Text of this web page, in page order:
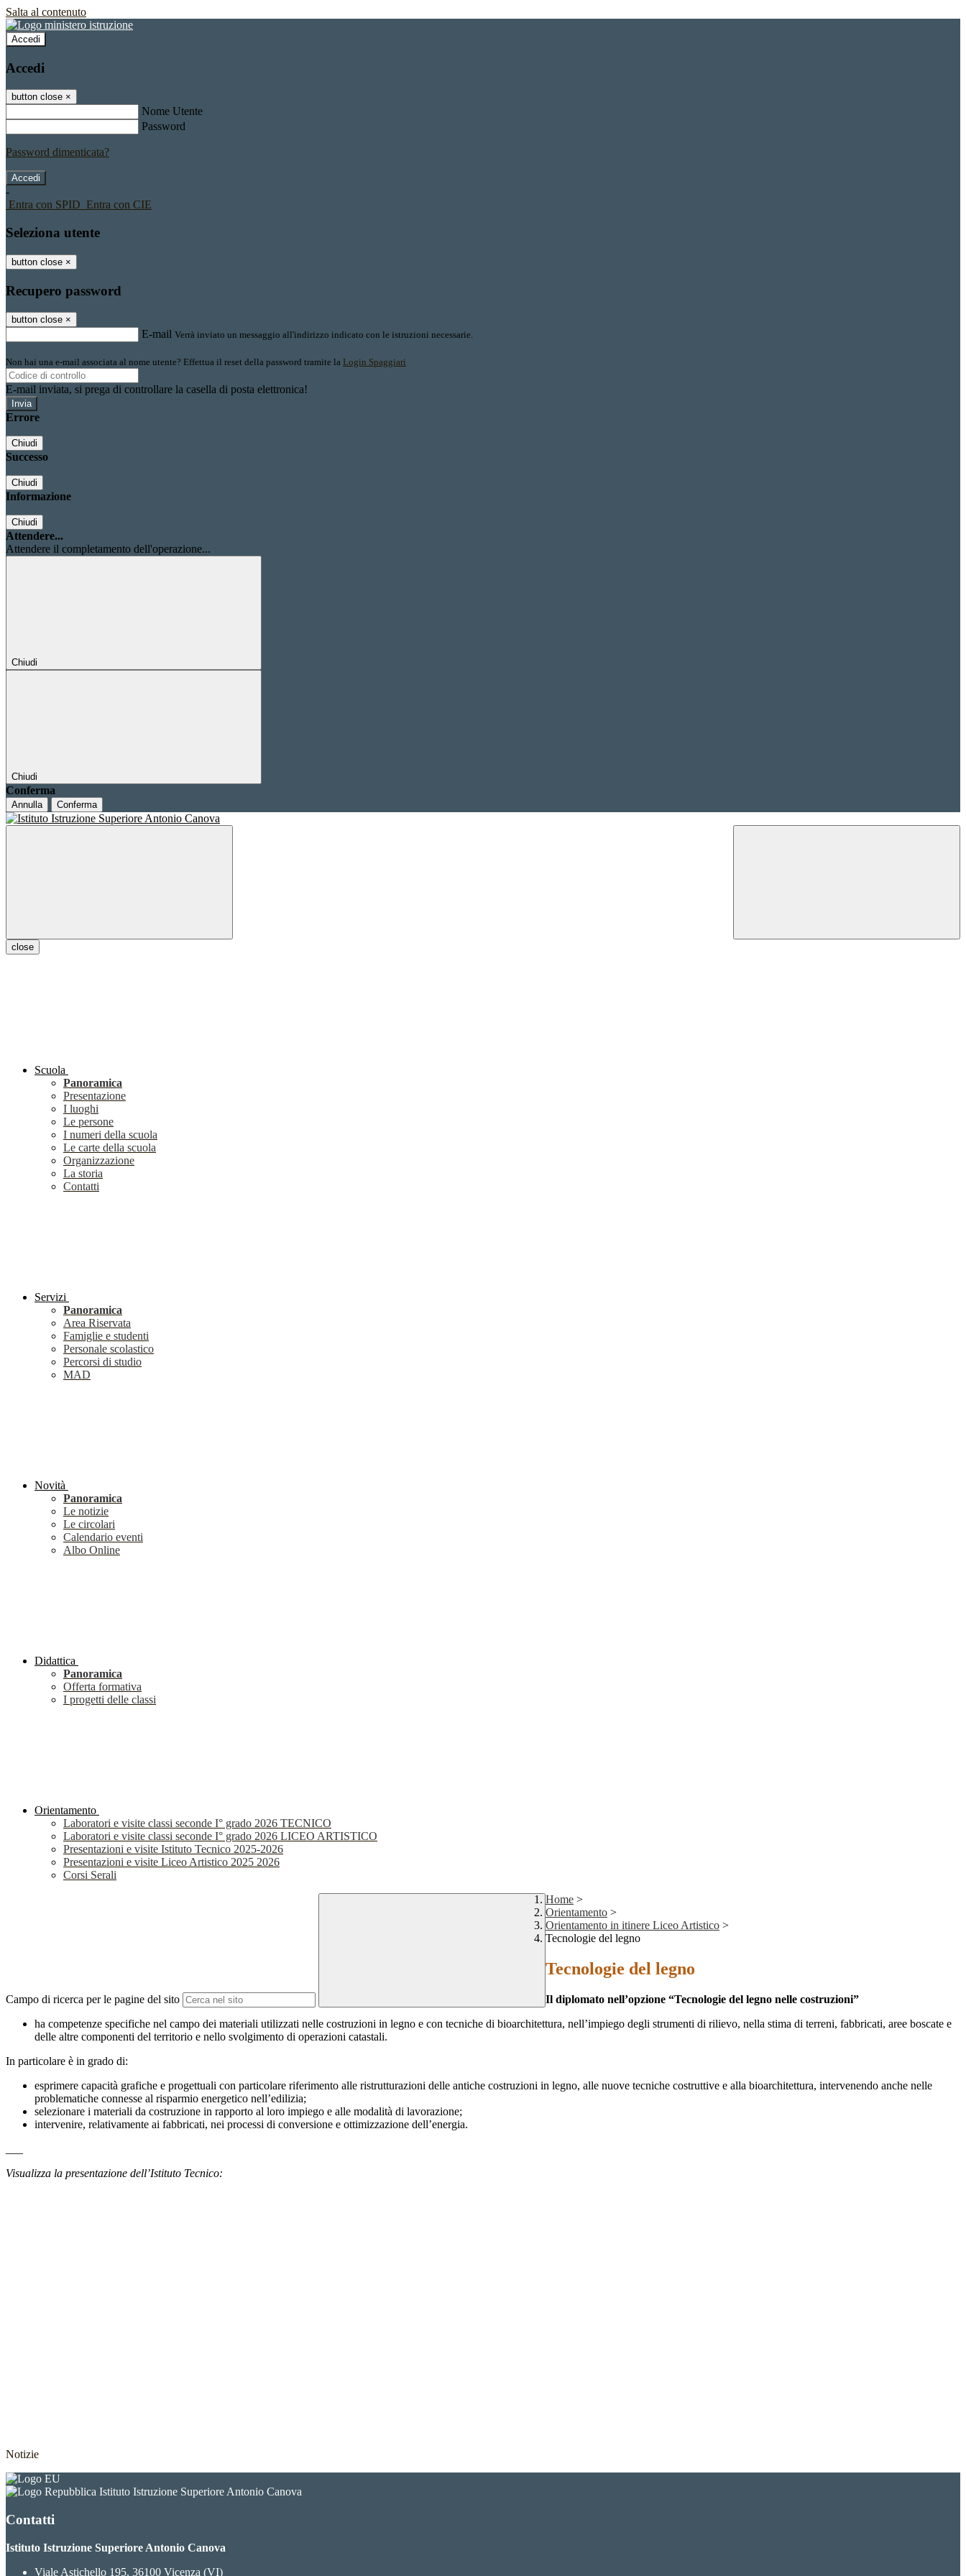
Salta al contenuto
Accedi
Accedi
button close ×
Nome Utente
Password
Password dimenticata?
-
Entra con SPID Entra con CIE
Seleziona utente
button close ×
Recupero password
button close ×
E-mail Verrà inviato un messaggio all'indirizzo indicato con le istruzioni necessarie.
Non hai una e-mail associata al nome utente? Effettua il reset della password tramite la Login Spaggiari
E-mail inviata, si prega di controllare la casella di posta elettronica!
Errore
Chiudi
Successo
Chiudi
Informazione
Chiudi
Attendere...
Attendere il completamento dell'operazione...
Chiudi
Chiudi
Conferma
Annulla Conferma
close
Scuola
Panoramica
Presentazione
I luoghi
Le persone
I numeri della scuola
Le carte della scuola
Organizzazione
La storia
Contatti
Servizi
Panoramica
Area Riservata
Famiglie e studenti
Personale scolastico
Percorsi di studio
MAD
Novità
Panoramica
Le notizie
Le circolari
Calendario eventi
Albo Online
Didattica
Panoramica
Offerta formativa
I progetti delle classi
Orientamento
Laboratori e visite classi seconde I° grado 2026 TECNICO
Laboratori e visite classi seconde I° grado 2026 LICEO ARTISTICO
Presentazioni e visite Istituto Tecnico 2025-2026
Presentazioni e visite Liceo Artistico 2025 2026
Corsi Serali
Campo di ricerca per le pagine del sito
Home >
Orientamento >
Orientamento in itinere Liceo Artistico >
Tecnologie del legno
Tecnologie del legno
Il diplomato nell’opzione “Tecnologie del legno nelle costruzioni”
ha competenze specifiche nel campo dei materiali utilizzati nelle costruzioni in legno e con tecniche di bioarchitettura, nell’impiego degli strumenti di rilievo, nella stima di terreni, fabbricati, aree boscate e
delle altre componenti del territorio e nello svolgimento di operazioni catastali.
In particolare è in grado di:
esprimere capacità grafiche e progettuali con particolare riferimento alle ristrutturazioni delle antiche costruzioni in legno, alle nuove tecniche costruttive e alla bioarchitettura, intervenendo anche nelle
problematiche connesse al risparmio energetico nell’edilizia;
selezionare i materiali da costruzione in rapporto al loro impiego e alle modalità di lavorazione;
intervenire, relativamente ai fabbricati, nei processi di conversione e ottimizzazione dell’energia.
Visualizza la presentazione dell’Istituto Tecnico:
Notizie
Istituto Istruzione Superiore Antonio Canova
Contatti
Istituto Istruzione Superiore Antonio Canova
Viale Astichello 195, 36100 Vicenza (VI)